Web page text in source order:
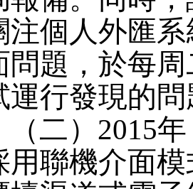
注個人外匯
問題，於每
運行發現的
（二） 2015
用聯機介面